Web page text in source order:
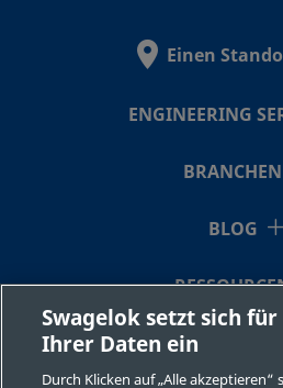
Einen
ENGINEERING
BRANCHEN
BLOG
ÜBER UNS
Swagelok setzt sich für
Ihrer Daten ein
Durch Klicken auf „Alle akzeptieren“